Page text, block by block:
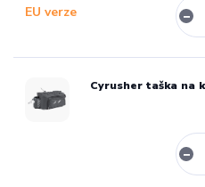
Cyrusher taška na